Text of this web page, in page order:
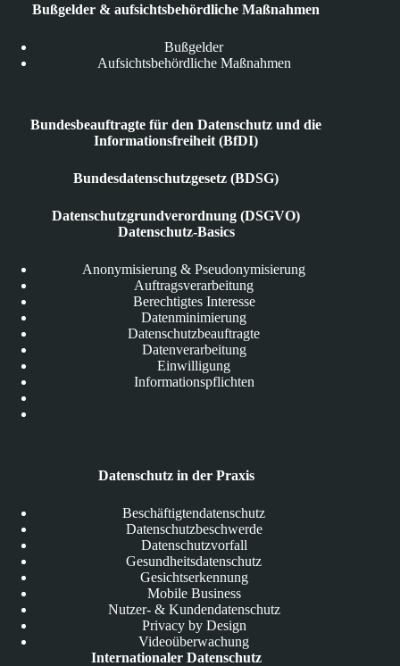
Bußgelder & aufsichtsbehördliche Maßnahmen
Bußgelder
Aufsichtsbehördliche Maßnahmen
Bundesbeauftragte für den Datenschutz und die
Informationsfreiheit (BfDI)
Bundesdatenschutzgesetz (BDSG)
Datenschutzgrundverordnung (DSGVO)
Datenschutz-Basics
Anonymisierung & Pseudonymisierung
Auftragsverarbeitung
Berechtigtes Interesse
Datenminimierung
Datenschutzbeauftragte
Datenverarbeitung
Einwilligung
Informationspflichten
Datenschutz in der Praxis
Beschäftigtendatenschutz
Datenschutzbeschwerde
Datenschutzvorfall
Gesundheitsdatenschutz
Gesichtserkennung
Mobile Business
Nutzer- & Kundendatenschutz
Privacy by Design
Videoüberwachung
Internationaler Datenschutz